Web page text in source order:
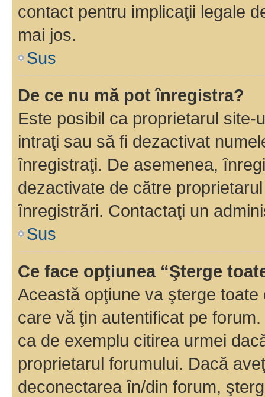
contact pentru implicaţii legale
mai jos.
Sus
De ce nu mă pot înregistra?
Este posibil ca proprietarul
intraţi sau să fi dezactivat
înregistraţi. De asemenea,
dezactivate de către
înregistrări. Contactaţi un
Sus
Ce face opţiunea “Şterge
Această opţiune va şterge
care vă ţin autentificat pe
ca de exemplu citirea urmei
proprietarul forumului. Dacă
deconectarea în/din forum,